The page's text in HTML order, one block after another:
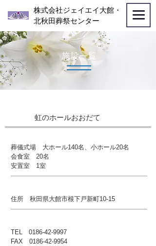
株式会社ジェイエイ大館・
北秋田葬祭センター
施設一覧
虹のホールおおだて
葬儀式場 大ホール140名、小ホール20名
会食室 20名
安置室 1室
住所 秋田県大館市根下戸新町10-15
TEL 0186-42-9997
FAX 0186-42-9954